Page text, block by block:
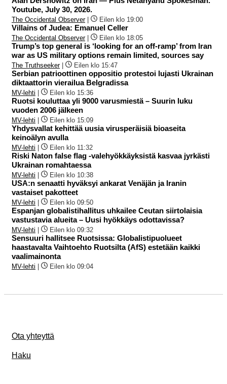
Youtube, July 30, 2026.
The Occidental Observer| Eilen klo 19:00
Villains of Judea: Emanuel Celler
The Occidental Observer| Eilen klo 18:05
Trump’s top general is ‘looking for an off-ramp’ from Iran
war as US military options remain limited, sources say
The Truthseeker| Eilen klo 15:47
Serbian patrioottinen oppositio protestoi lujasti Ukrainan
diktaattorin vierailua Belgradissa
MV-lehti Eilen klo 15:36
Ruotsi kouluttaa yli 9000 varusmiestä – Suurin luku
vuoden 2006 jälkeen
MV-lehti Eilen klo 15:09
Yhdysvallat kehittää uusia virusperäisiä bioaseita
keinoälyn avulla
MV-lehti Eilen klo 11:32
Riski Naton false flag -valehyökkäyksistä kasvaa jyrkästi
Ukrainan romahtaessa
MV-lehti Eilen klo 10:38
USA:n senaatti hyväksyi ankarat Venäjän ja Iranin
vastaiset pakotteet
MV-lehti Eilen klo 09:50
Espanjan globalistihallitus uhkailee Ceutan siirtolaisia
vastustavia alueita – Uusi hyökkäys odottavissa?
MV-lehti Eilen klo 09:32
Sensuuri hallitsee Ruotsissa: Globalistipuolueet
haastavalta Vaihtoehto Ruotsilta (AfS) estetään kaikki
vaalimainonta
MV-lehti Eilen klo 09:04
Ota yhteyttä
Haku